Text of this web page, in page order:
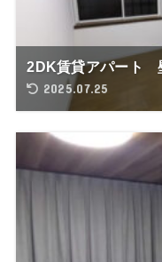
2DK賃貸アパート
2025.07.25